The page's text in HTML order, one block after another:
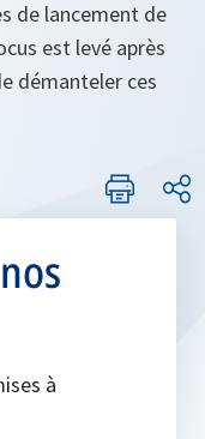
de lancement de
est levé après
démanteler ces
à